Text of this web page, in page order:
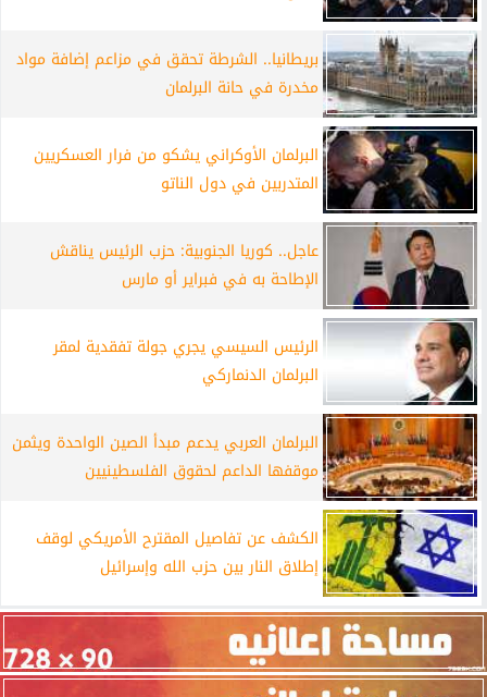
بريطانيا.. الشرطة تحقق في مزاعم إضافة مواد
مخدرة في حانة البرلمان
البرلمان الأوكراني يشكو من فرار العسكريين
المتدربين في دول الناتو
عاجل.. كوريا الجنوبية: حزب الرئيس يناقش
الإطاحة به في فبراير أو مارس
الرئيس السيسي يجري جولة تفقدية لمقر
البرلمان الدنماركي
البرلمان العربي يدعم مبدأ الصين الواحدة ويثمن
موقفها الداعم لحقوق الفلسطينيين
الكشف عن تفاصيل المقترح الأمريكي لوقف
إطلاق النار بين حزب الله وإسرائيل